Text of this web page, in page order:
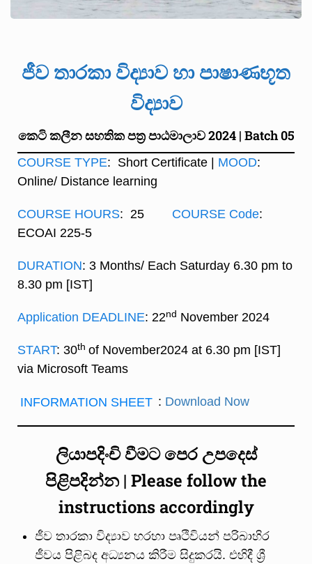
ජීව තාරකා විද්‍යාව හා පාෂාණභූත
විද්‍යාව
කෙටි කලීන සහතික පත්‍ර පාඨමාලාව 2024 | Batch 05
COURSE TYPE: Short Certificate | MOOD:
Online/ Distance learning
COURSE HOURS: 25 COURSE Code:
ECOAI 225-5
DURATION: 3 Months/ Each Saturday 6.30 pm to
8.30 pm [IST]
Application DEADLINE: 22nd November 2024
START: 30th of November2024 at 6.30 pm [IST]
via Microsoft Teams
INFORMATION SHEET : Download Now
ලියාපදිංචි වීමට පෙර උපදෙස්
පිළිපදින්න | Please follow the
instructions accordingly
ජීව තාරකා විද්‍යාව හරහා පෘථිවියන් පරිබාහිර
ජීවය පිළිබද අධ්‍යනය කිරීම සිදුකරයි. එහිදී ශ්‍රී